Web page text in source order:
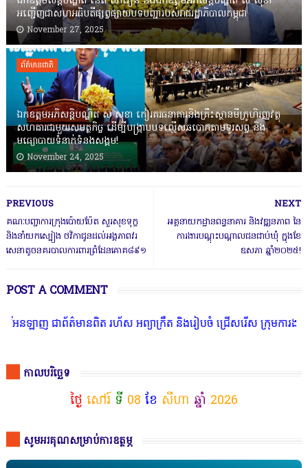
អញ្ជើញជាសហអធិបតីផ្សព្វផ្សាយបទបញ្ជារបស់រាជរដ្ឋាភិបាលកម្ពុជា
November 27, 2025
ព័ត៌មានជាតិ
ឯកឧត្តមអភិសន្តិបណ្ឌិត ស សុខា កៀរគរធនាគារនិងគ្រឹះស្ថានមីក្រូហិរញ្ញវត្ថុ
សហការជាមួយសមត្ថកិច្ច ដើម្បីបង្ក្រាបបទល្មើសឆបោកតាមទូរសព្ទ និង
មធ្យោបាយទំនាក់ទំនងសង្គម!
November 24, 2025
NEXT
អគ្គនាយកដ្ឋានពន្ធនាគារ និងវឌ្ឍនភាព នៃ
ការងារបណ្ដុះបណ្ដាលជនជាប់ឃុំ ក្នុងខែ
ឧសភា ឆ្នាំ២០២៥!
PREVIOUS
គណៈបញ្ជាការក្រុងប៉ោយប៉ែត សួរសុខទុក្ខ
និងនាំយកស្បៀង ថវិកាជូនដល់អង្គភាពវរ
សេនាតូចនគរបាលការពារព្រំដែនគោគ៨៩១
POST A COMMENT
នពិត រហ័ស អព្យាក្រឹត និងរៀបចំ ជ្រើសរើស ក្រុមការងារ នៅតាមបណ្តាល
កាលបរិច្ឆេទ
ថ្ងៃ សៅរ៍ទី 08 ខែ សីហា ឆ្នាំ 2026
សូមអរគុណសម្រាប់ការឧត្ថម្ភ